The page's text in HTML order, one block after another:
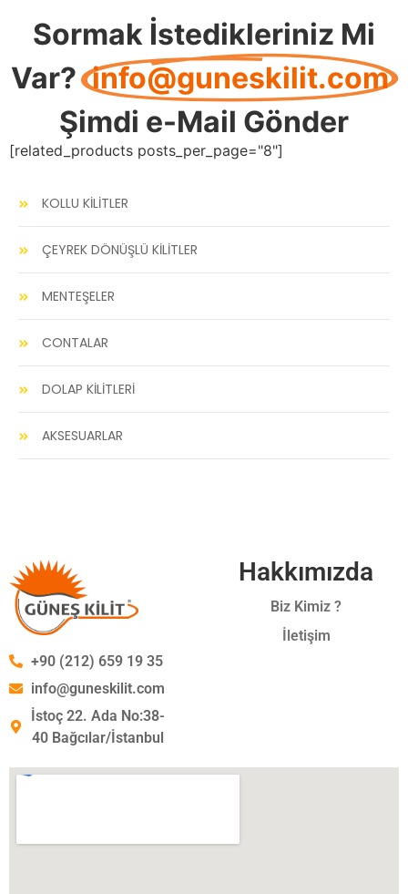
Sormak İstedikleriniz Mi
Var? info@guneskilit.com
Şimdi e-Mail Gönder
[related_products posts_per_page="8"]
KOLLU KİLİTLER
ÇEYREK DÖNÜŞLÜ KİLİTLER
MENTEŞELER
CONTALAR
DOLAP KİLİTLERİ
AKSESUARLAR
+90 (212) 659 19 35
info@guneskilit.com
İstoç 22. Ada No:38-
40 Bağcılar/İstanbul
Hakkımızda
Biz Kimiz ?
İletişim